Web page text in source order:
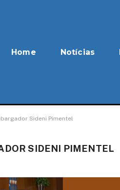
Home Notícias
Sideni Pimentel
SIDENI PIMENTEL